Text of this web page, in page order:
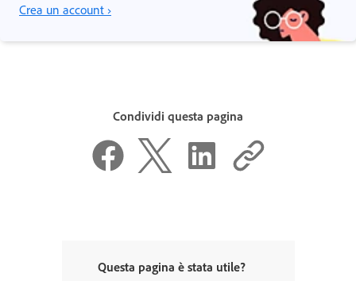
Crea un account ›
Condividi questa pagina
Questa pagina è stata utile?